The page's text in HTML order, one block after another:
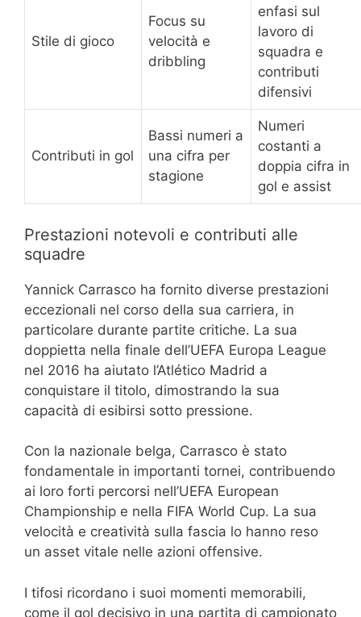
Stile di gioco
Focus su
velocità e
dribbling
enfasi sul
lavoro di
squadra e
contributi
difensivi
Contributi in gol
Bassi numeri a
una cifra per
stagione
Numeri
costanti a
doppia cifra in
gol e assist
Prestazioni notevoli e contributi alle
squadre
Yannick Carrasco ha fornito diverse prestazioni
eccezionali nel corso della sua carriera, in
particolare durante partite critiche. La sua
doppietta nella finale dell’UEFA Europa League
nel 2016 ha aiutato l’Atlético Madrid a
conquistare il titolo, dimostrando la sua
capacità di esibirsi sotto pressione.
Con la nazionale belga, Carrasco è stato
fondamentale in importanti tornei, contribuendo
ai loro forti percorsi nell’UEFA European
Championship e nella FIFA World Cup. La sua
velocità e creatività sulla fascia lo hanno reso
un asset vitale nelle azioni offensive.
I tifosi ricordano i suoi momenti memorabili,
come il gol decisivo in una partita di campionato